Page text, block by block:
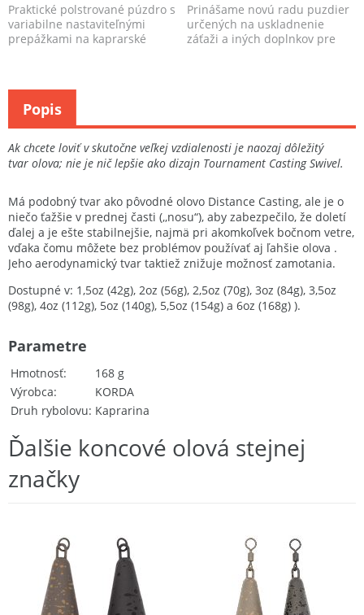
Praktické polstrované púzdro s
variabilne nastaviteľnými
prepážkami na kaprarské
Prinášame novú radu puzdier
určených na uskladnenie
záťaži a iných doplnkov pre
Ak chcete loviť v skutočne veľkej vzdialenosti je naozaj dôležitý
tvar olova; nie je nič lepšie ako dizajn Tournament Casting Swivel.
Má podobný tvar ako pôvodné olovo Distance Casting, ale je o
niečo ťažšie v prednej časti (,,nosu“), aby zabezpečilo, že doletí
ďalej a je ešte stabilnejšie, najmä pri akomkoľvek bočnom vetre,
vďaka čomu môžete bez problémov používať aj ľahšie olova .
Jeho aerodynamický tvar taktiež znižuje možnosť zamotania.
Dostupné v: 1,5oz (42g), 2oz (56g), 2,5oz (70g), 3oz (84g), 3,5oz
(98g), 4oz (112g), 5oz (140g), 5,5oz (154g) a 6oz (168g) ).
Hmotnosť
168 g
Výrobca
KORDA
Druh rybolovu Kaprarina
Parametre
Popis
Ďalšie koncové olová stejnej
značky